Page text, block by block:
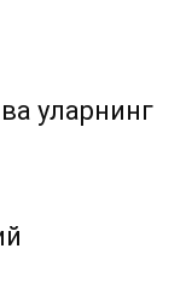
уларнинг